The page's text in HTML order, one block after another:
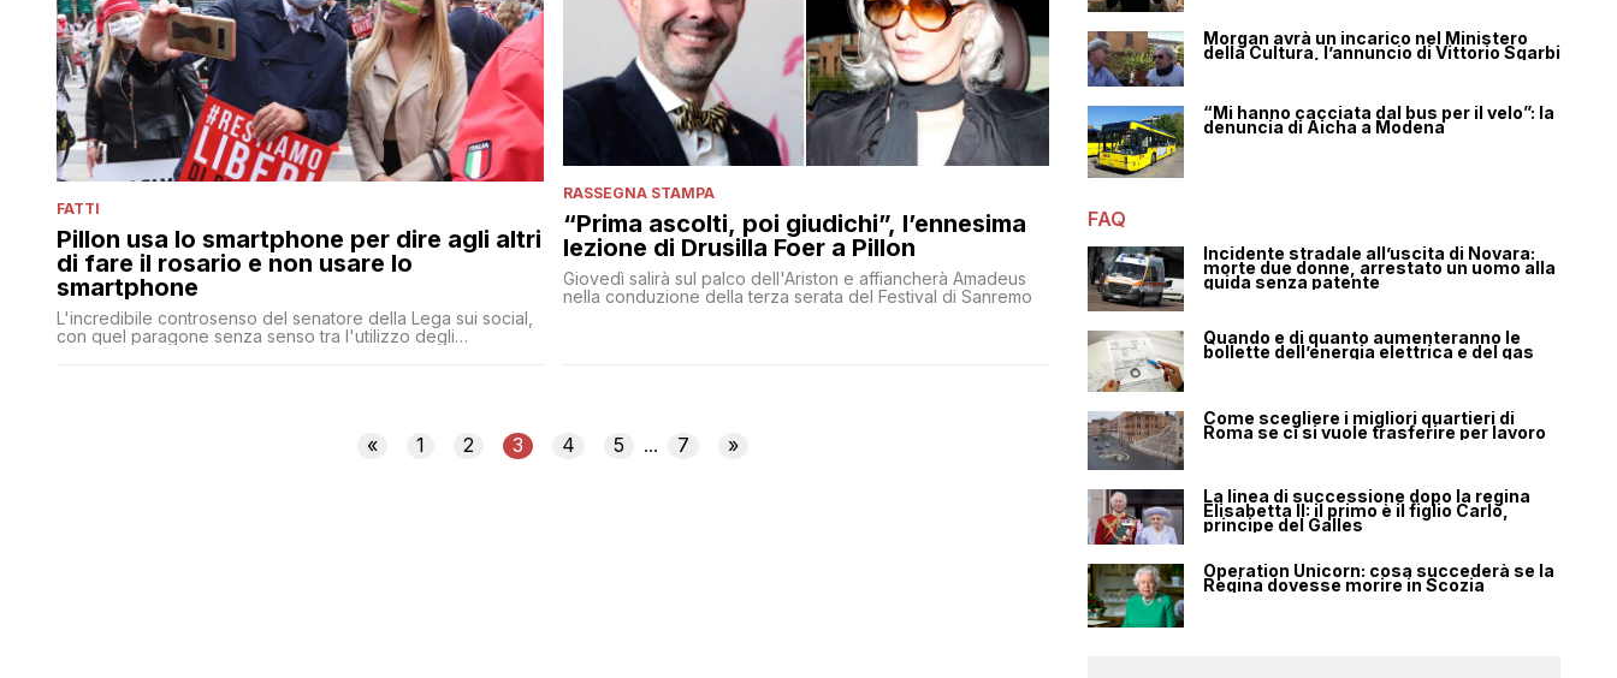
FATTI
Pillon usa lo smartphone per dire agli altri
di fare il rosario e non usare lo
smartphone
L'incredibile controsenso del senatore della Lega sui social,
con quel paragone senza senso tra l'utilizzo degli
RASSEGNA STAMPA
“Prima ascolti, poi giudichi”, l’ennesima
lezione di Drusilla Foer a Pillon
Giovedì salirà sul palco dell'Ariston e affiancherà Amadeus
nella conduzione della terza serata del Festival di Sanremo
« 1 2 3 4 5 ... 7 »
Morgan avrà un incarico nel Ministero
della Cultura, l’annuncio di Vittorio Sgarbi
“Mi hanno cacciata dal bus per il velo”: la
denuncia di Aicha a Modena
FAQ
Incidente stradale all’uscita di Novara:
morte due donne, arrestato un uomo alla
guida senza patente
Quando e di quanto aumenteranno le
bollette dell’energia elettrica e del gas
Come scegliere i migliori quartieri di
Roma se ci si vuole trasferire per lavoro
La linea di successione dopo la regina
Elisabetta II: il primo è il figlio Carlo,
principe del Galles
Operation Unicorn: cosa succederà se la
Regina dovesse morire in Scozia